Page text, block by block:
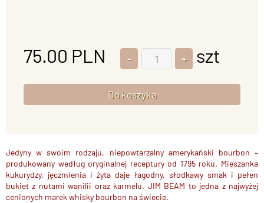
75.00 PLN szt
Jedyny w swoim rodzaju, niepowtarzalny amerykański bourbon –
produkowany według oryginalnej receptury od 1795 roku. Mieszanka
kukurydzy, jęczmienia i żyta daje łagodny, słodkawy smak i pełen
bukiet z nutami wanilii oraz karmelu. JIM BEAM to jedna z najwyżej
cenionych marek whisky bourbon na świecie.